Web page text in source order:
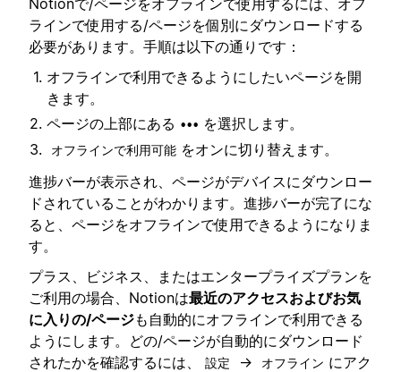
ラインで使用する/ページを個別にダウンロードする
必要があります。手順は以下の通りです：
オフラインで利用できるようにしたいページを開
きます。
ページの上部にある ••• を選択します。
オフラインで利用可能 をオンに切り替えます。
進捗バーが表示され、ページがデバイスにダウンロー
ドされていることがわかります。進捗バーが完了にな
ると、ページをオフラインで使用できるようになりま
す。
プラス、ビジネス、またはエンタープライズプランを
ご利用の場合、Notionは最近のアクセスおよびお気
に入りの/ページも自動的にオフラインで利用できる
ようにします。どの/ページが自動的にダウンロード
されたかを確認するには、
設定 → オフライン にアク